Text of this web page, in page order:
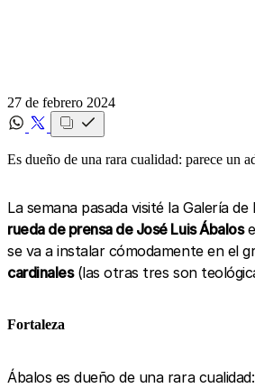
27 de febrero 2024
Es dueño de una rara cualidad: parece un
La semana pasada visité la Galería
rueda de prensa de José Luis Ábalos
se va a instalar cómodamente en el
cardinales(las otras tres son
Fortaleza
Ábalos es dueño de una rara